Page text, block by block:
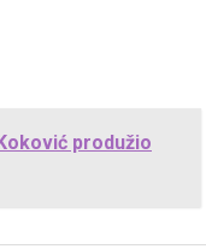
produžio